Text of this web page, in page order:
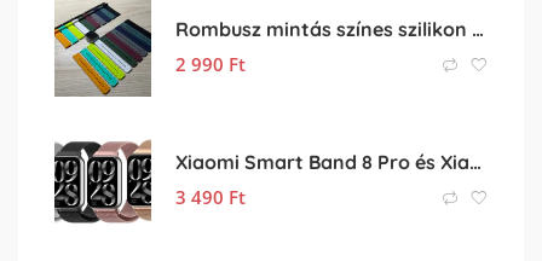
Rombusz mintás színes szilikon 22mm-es óraszíj
2 990 Ft
Xiaomi Smart Band 8 Pro és Xiaomi Smart Band 9 Pro fém óraszíj
3 490 Ft